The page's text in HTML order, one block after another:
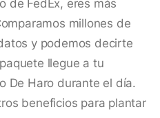
de FedEx, eres más
millones de
y podemos decirte
llegue a tu
De Haro durante el día.
beneficios para plantar